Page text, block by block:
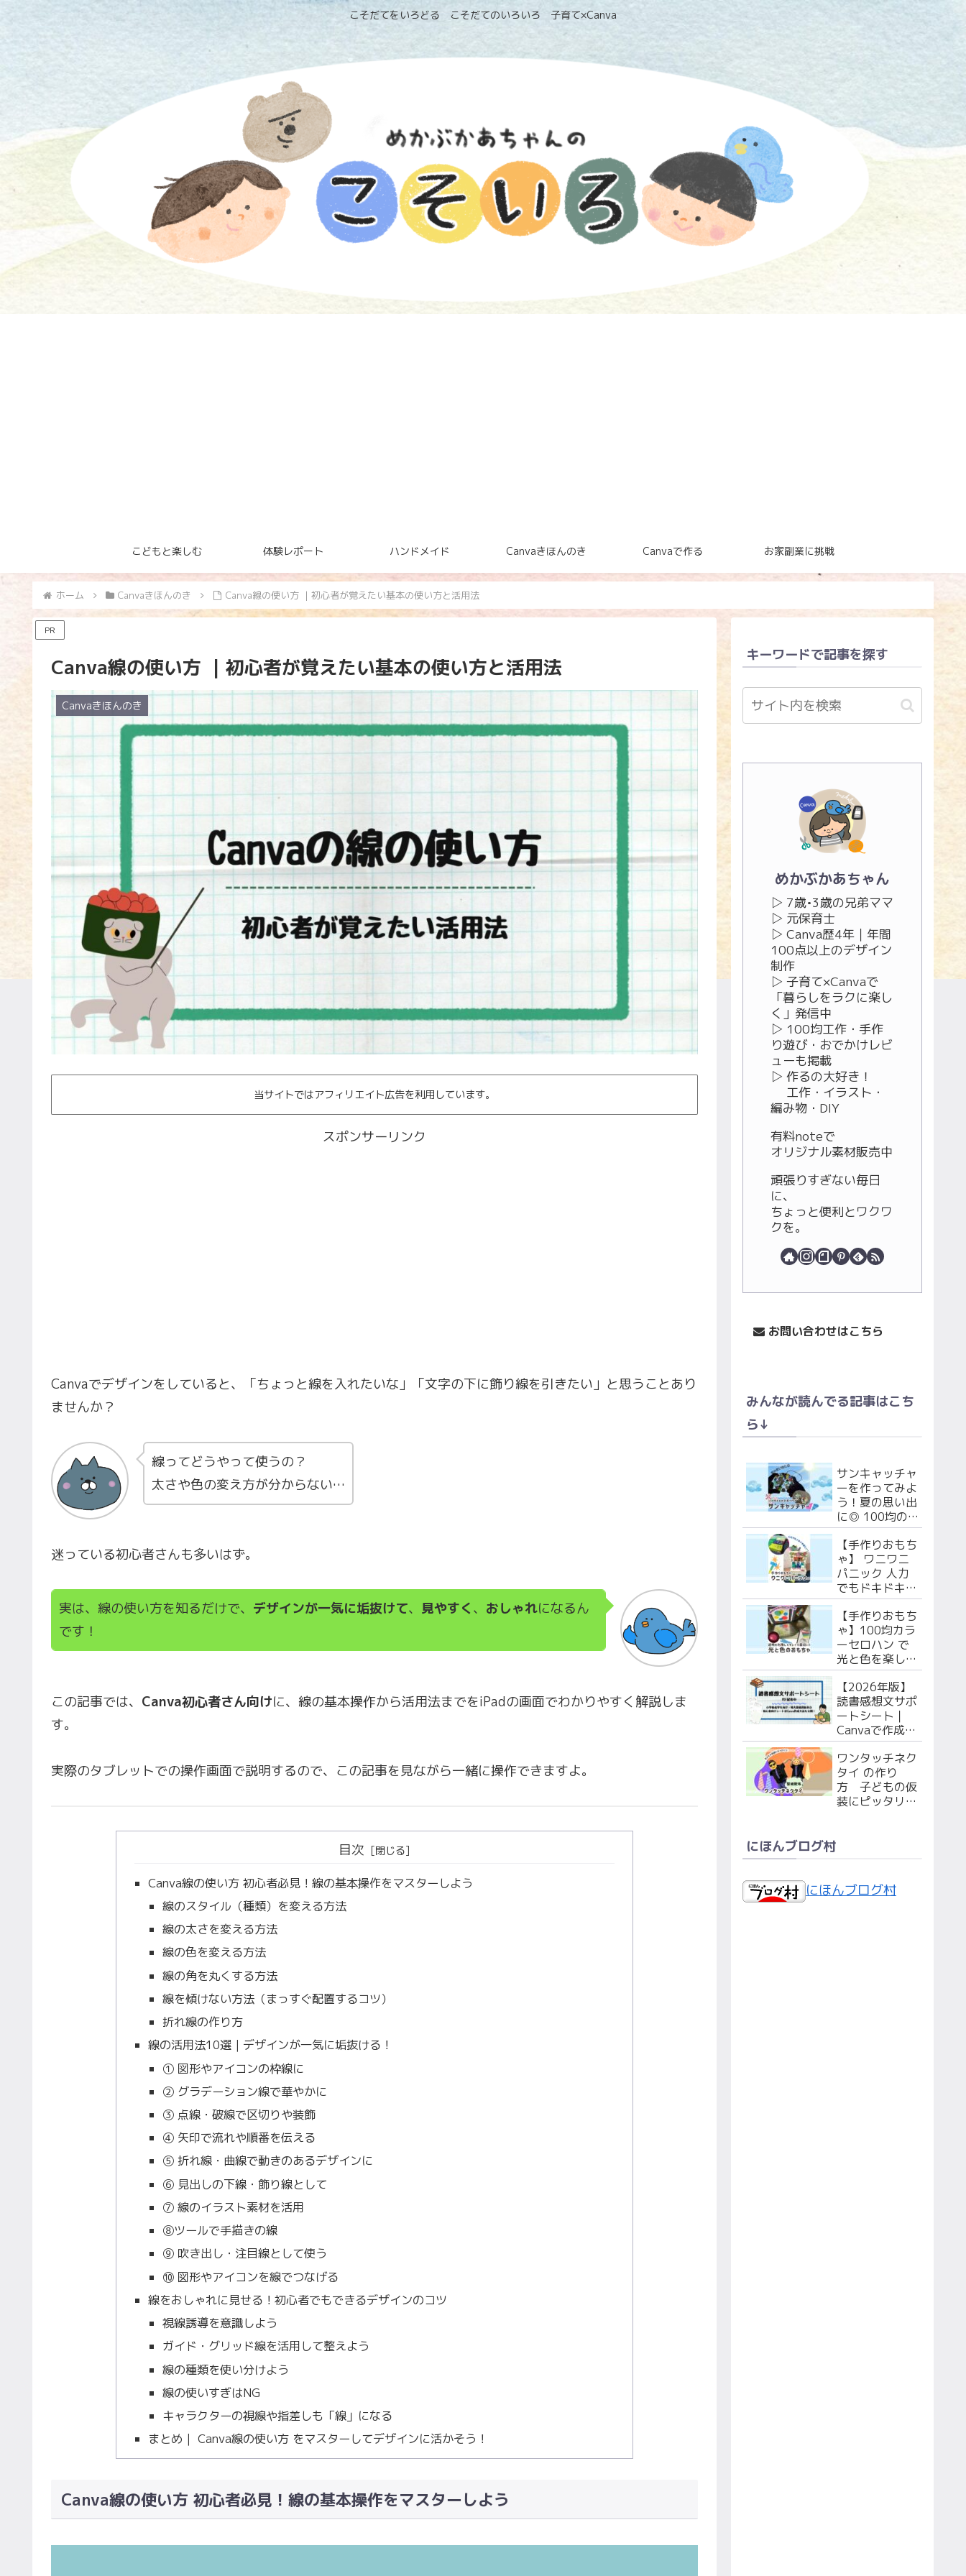
こそだてをいろどる こそだてのいろいろ 子育て×Canva
こどもと楽しむ 体験レポート ハンドメイド Canvaきほんのき Canvaで作る お家副業に挑戦
ホーム Canvaきほんのき Canva線の使い方 ｜初心者が覚えたい基本の使い方と活用法
PR
Canva線の使い方 ｜初心者が覚えたい基本の使い方と活用法
Canvaきほんのき
当サイトではアフィリエイト広告を利用しています。
スポンサーリンク
Canvaでデザインをしていると、「ちょっと線を入れたいな」「文字の下に飾り線を引きたい」と思うことあり
ませんか？
線ってどうやって使うの？
太さや色の変え方が分からない…
迷っている初心者さんも多いはず。
実は、線の使い方を知るだけで、 デザインが一気に垢抜けて、 見やすく 、 おしゃれになるん
です！
この記事では、 Canva初心者さん向けに、線の基本操作から活用法までをiPadの画面でわかりやすく解説しま
す。
実際のタブレットでの操作画面で説明するので、この記事を見ながら一緒に操作できますよ。
目次
Canva線の使い方 初心者必見！線の基本操作をマスターしよう
線のスタイル（種類）を変える方法
線の太さを変える方法
線の色を変える方法
線の角を丸くする方法
線を傾けない方法（まっすぐ配置するコツ）
折れ線の作り方
線の活用法10選｜デザインが一気に垢抜ける！
① 図形やアイコンの枠線に
② グラデーション線で華やかに
③ 点線・破線で区切りや装飾
④ 矢印で流れや順番を伝える
⑤ 折れ線・曲線で動きのあるデザインに
⑥ 見出しの下線・飾り線として
⑦ 線のイラスト素材を活用
⑧ツールで手描きの線
⑨ 吹き出し・注目線として使う
⑩ 図形やアイコンを線でつなげる
線をおしゃれに見せる！初心者でもできるデザインのコツ
視線誘導を意識しよう
ガイド・グリッド線を活用して整えよう
線の種類を使い分けよう
線の使いすぎはNG
キャラクターの視線や指差しも「線」になる
まとめ｜ Canva線の使い方 をマスターしてデザインに活かそう！
Canva線の使い方 初心者必見！線の基本操作をマスターしよう
キーワードで記事を探す
めかぶかあちゃん
▷ 7歳•3歳の兄弟ママ
▷ 元保育士
▷ Canva歴4年｜年間
100点以上のデザイン
制作
▷ 子育て×Canvaで
「暮らしをラクに楽し
く」発信中
▷ 100均工作・手作
り遊び・おでかけレビ
ューも掲載
▷ 作るの大好き！
工作・イラスト・
編み物・DIY
有料noteで
オリジナル素材販売中
頑張りすぎない毎日
に、
ちょっと便利とワクワ
クを。
お問い合わせはこちら
みんなが読んでる記事はこち
ら↓
サンキャッチャ
ーを作ってみよ
う！夏の思い出
に◎ 100均の
あの文具で作る
よ！
【手作りおもち
ゃ】 ワニワニ
パニック 人力
でもドキドキ楽
しい！段ボール
で作ろう！
【手作りおもち
ゃ】100均カラ
ーセロハン で
光と色を楽しも
う！ 赤ちゃん
（枠のPDF付
き）・幼児向け
２選
【2026年版】
読書感想文サポ
ートシート｜
Canvaで作成！
シート&特大マ
ス原稿用紙PDF
無料配布！
ワンタッチネク
タイ の作り
方 子どもの仮
装にピッタリ！
にほんブログ村
にほんブログ村